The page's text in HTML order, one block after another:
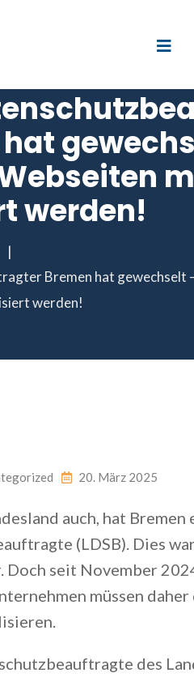
werden!
Bremen hat gewechselt
werden!
20. März 2025
auch, hat Bremen
(LDSB). Dies
Doch seit November
müssen
des